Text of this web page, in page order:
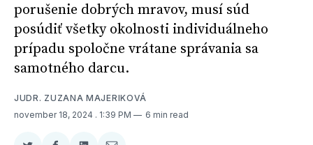
porušenie dobrých mravov, musí súd
posúdiť všetky okolnosti individuálneho
prípadu spoločne vrátane správania sa
samotného darcu.
JUDR. ZUZANA MAJERIKOVÁ
november 18, 2024 . 1:39 PM 6 min read